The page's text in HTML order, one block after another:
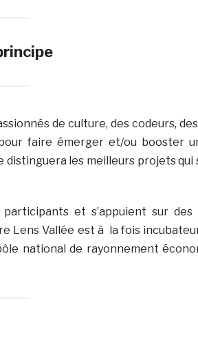
de culture, des codeurs,
faire émerger et/ou booster
distinguera les meilleurs projets
et s’appuient sur
Lens Vallée est à la fois
national de rayonnement